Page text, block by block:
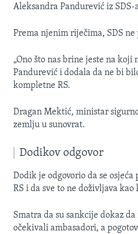
Aleksandra Pandurević iz SDS-
Prema njenim riječima, SDS
„Ono što nas brine jeste na koji
Pandurević i dodala da ne bi
kompletne RS.
Dragan Mektić, ministar
zemlju u sunovrat.
Dodikov odgovor
Dodik je odgovorio da se osjeća
RS i da sve to ne doživljava kao
Smatra da su sankcije dokaz
očekivali ambasadori, a